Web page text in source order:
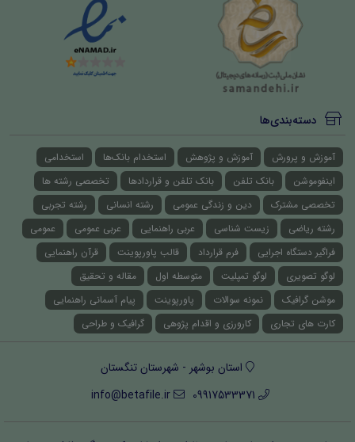
دسته‌بندی‌ها
آموزش و پرورش آموزش و پژوهش استخدام بانک‌ها
استخدامی
اینفوموشن
بانک تلفن بانک تلفن و قراردادها
تخصصی رشته ها
تخصصی مشترک
دین و زندگی عمومی رشته انسانی
رشته تجربی
رشته ریاضی
زیست شناسی عربی راهنمایی عربی عمومی
عمومی
فراگیر دستگاه اجرایی
فرم قرارداد قالب پاورپوینت
قرآن راهنمایی
لوگو تصویری
لوگو تمپلیت متوسطه اول
مقاله و تحقیق
موشن گرافیک
نمونه سوالات پاورپوینت
پیام آسمانی راهنمایی
کارت های تجاری
کارورزی و اقدام پژوهی گرافیک و طراحی
استان بوشهر - شهرستان تنگستان
09917533371
info@betafile.ir